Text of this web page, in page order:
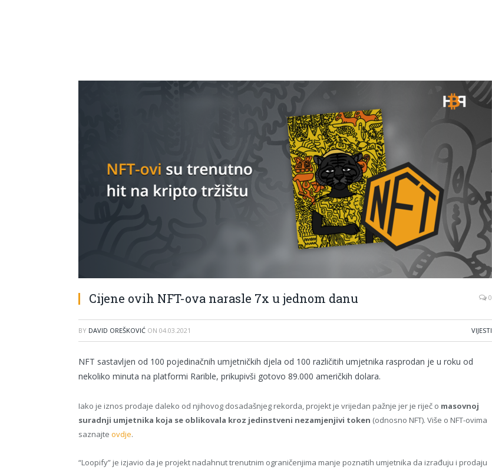
Cijene ovih NFT-ova narasle 7x u jednom danu 0
BY DAVID OREŠKOVIĆ ON 04.03.2021 VIJESTI
NFT sastavljen od 100 pojedinačnih umjetničkih djela od 100 različitih umjetnika rasprodan je u roku od
nekoliko minuta na platformi Rarible, prikupivši gotovo 89.000 američkih dolara.
Iako je iznos prodaje daleko od njihovog dosadašnjeg rekorda, projekt je vrijedan pažnje jer je riječ o masovnoj
suradnji umjetnika koja se oblikovala kroz jedinstveni nezamjenjivi token (odnosno NFT). Više o NFT-ovima
saznajte ovdje.
“Loopify” je izjavio da je projekt nadahnut trenutnim ograničenjima manje poznatih umjetnika da izrađuju i prodaju